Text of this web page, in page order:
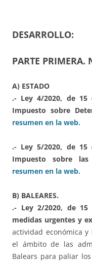
DESARROLLO:
PARTE PRIMERA.
A) ESTADO
.- Ley 4/2020, de 15
Impuesto sobre
resumen en la web.
.- Ley 5/2020, de 15
Impuesto sobre las
resumen en la web.
B) BALEARES.
.- Ley 2/2020, de 15
medidas urgentes y
actividad económica y
el ámbito de las
Balears para paliar